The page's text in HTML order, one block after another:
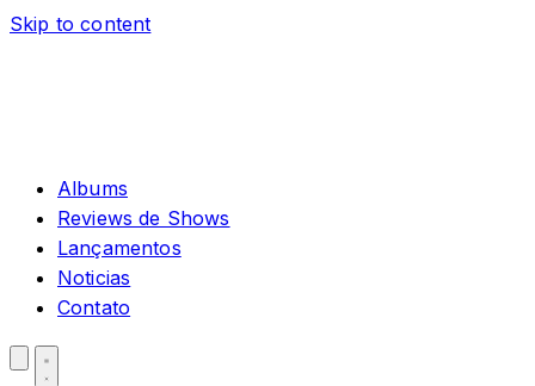
Skip to content
Albums
Reviews de Shows
Lançamentos
Noticias
Contato